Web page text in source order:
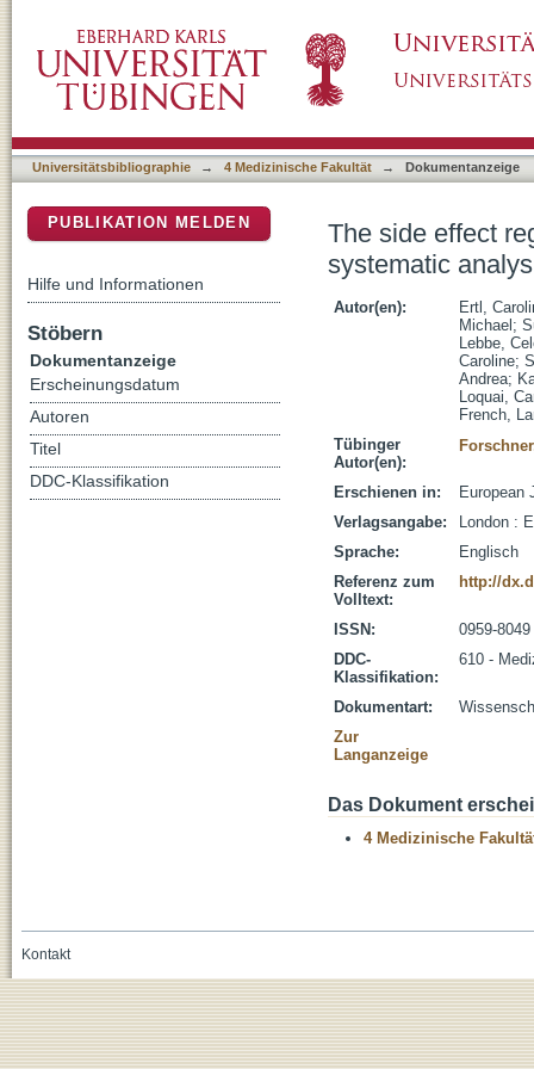
immunotherapy-induced side effects
Universitätsbibliographie → 4 Medizinische Fakultät → Dokumentanzeige
The side effect
systematic
Autor(en):
Ertl,
Michael ;
Lebbe,
Caroline;
Andrea;
Loquai,
French,
Tübinger
Autor(en):
Erschienen in:
European
Verlagsangabe:
London :
Sprache:
Englisch
Referenz zum
Volltext:
http://
ISSN:
0959-8049
DDC-
Klassifikation:
610 -
Dokumentart:
Zur
Langanzeige
Das Dokument
4 Medizinische
PUBLIKATION MELDEN
Hilfe und Informationen
Stöbern
Dokumentanzeige
Erscheinungsdatum
Autoren
Titel
DDC-Klassifikation
Kontakt